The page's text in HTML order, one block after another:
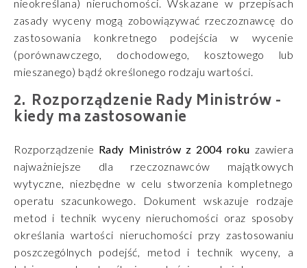
nieokreślana) nieruchomości. Wskazane w przepisach
zasady wyceny mogą zobowiązywać rzeczoznawcę do
zastosowania konkretnego podejścia w wycenie
(porównawczego, dochodowego, kosztowego lub
mieszanego) bądź określonego rodzaju wartości.
Rozporządzenie Rady Ministrów -
kiedy ma zastosowanie
Rozporządzenie Rady Ministrów z 2004 roku zawiera
najważniejsze dla rzeczoznawców majątkowych
wytyczne, niezbędne w celu stworzenia kompletnego
operatu szacunkowego. Dokument wskazuje rodzaje
metod i technik wyceny nieruchomości oraz sposoby
określania wartości nieruchomości przy zastosowaniu
poszczególnych podejść, metod i technik wyceny, a